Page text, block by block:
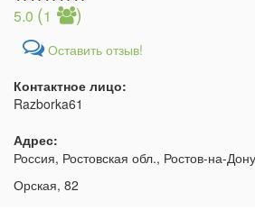
5.0 (1 )
Оставить отзыв!
Контактное лицо:
Razborka61
Адрес:
Россия, Ростовская обл., Ростов-на-Дону
Орская, 82